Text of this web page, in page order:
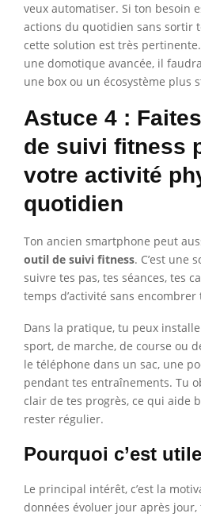
veux automatiser. Si ton besoin
actions du quotidien sans sortir
cette solution est très
une domotique avancée, il
une box ou un écosystème plus
Astuce 4 :
de suivi fitness
votre activité
quotidien
Ton ancien smartphone peut
outil de suivi fitness. C’est une
suivre tes pas, tes séances, tes
temps d’activité sans
Dans la pratique, tu peux
sport, de marche, de course ou
le téléphone dans un sac, une
pendant tes entraînements. Tu
clair de tes progrès, ce qui aide
rester régulier.
Pourquoi c’est utile
Le principal intérêt, c’est la
données évoluer jour après